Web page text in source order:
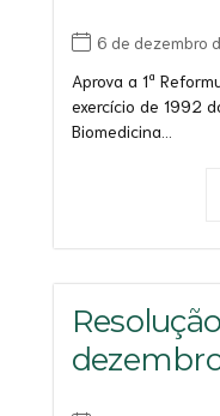
6 de dezembro
Aprova a 1ª
exercício de 1992
Biomedicina...